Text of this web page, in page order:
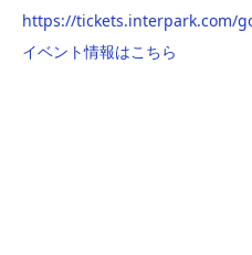
https://tickets.interpark.com/
イベント情報はこちら